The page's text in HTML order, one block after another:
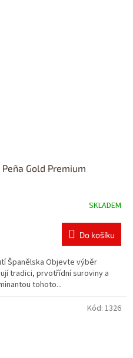
Gold Premium
SKLADEM
Do košíku
Španělska Objevte výběr
tradici, prvotřídní suroviny a
tohoto...
Kód: 1326